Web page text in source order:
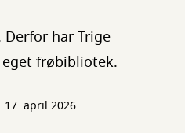
har Trige
frøbibliotek.
17. april 2026